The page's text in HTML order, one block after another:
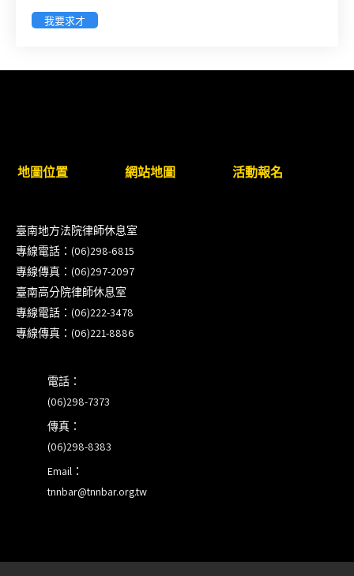
簡章及報名表件【採通訊報名,115年9月11日止(以郵
步）
臺南高分院8/28(五)下午舉辦「家庭關係中的正當防
衛」課程(8/12前向本會報名,實體)
8/22~23「平反再導航:2026台灣冤平反協會年度論
我要求才
地圖位置 網站地圖 活動報名
臺南地方法院律師休息室
專線電話：(06)298-6815
專線傳真：(06)297-2097
臺南高分院律師休息室
專線電話：(06)222-3478
專線傳真：(06)221-8886
電話：
(06)298-7373
傳真：
(06)298-8383
Email：
tnnbar@tnnbar.org.tw